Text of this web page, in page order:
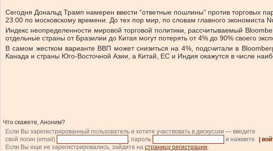
Сегодня Дональд Трамп намерен ввести “ответные пошлины” против торговых
23:00 по московскому времени. До тех пор мир, по словам главного экономиста
Индекс неопределенности мировой торговой политики, рассчитываемый
отдельные страны от Бразилии до Китая могут потерять от 4% до 90% своего
В самом жестком варианте ВВП может снизиться на 4%, подсчитали в
Канада и страны Юго-Восточной Азии, а Китай, ЕС и Индия окажутся в числе
Что скажете, Аноним?
Если Вы зарегистрированный пользователь и хотите участвовать в дискуссии — введите
свой логин (email)
, пароль и нажмите |
Если Вы еще не зарегистрировались, зайдите на страницу регистрации.